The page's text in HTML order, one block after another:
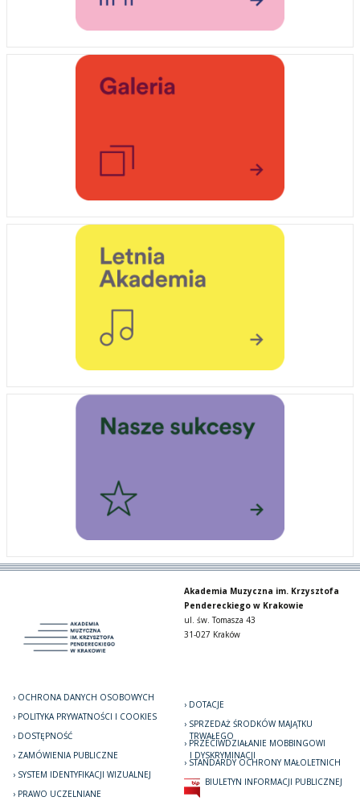
Akademia Muzyczna im. Krzysztofa
Pendereckiego w Krakowie
ul. św. Tomasza 43
31-027 Kraków
OCHRONA DANYCH OSOBOWYCH
POLITYKA PRYWATNOŚCI I COOKIES
DOSTĘPNOŚĆ
ZAMÓWIENIA PUBLICZNE
SYSTEM IDENTYFIKACJI WIZUALNEJ
PRAWO UCZELNIANE
DOTACJE
SPRZEDAŻ ŚRODKÓW MAJĄTKU
TRWAŁEGO
PRZECIWDZIAŁANIE MOBBINGOWI
I DYSKRYMINACJI
STANDARDY OCHRONY MAŁOLETNICH
BIULETYN INFORMACJI PUBLICZNEJ